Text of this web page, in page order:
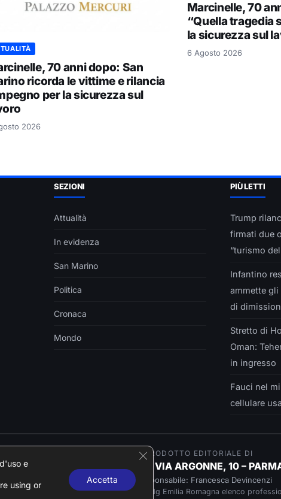
70 anni dopo: San
ricorda le vittime e rilancia
per la sicurezza sul
2026
Marcinelle, 70
“Quella tragedia
la sicurezza sul
6 Agosto 2026
SEZIONI
Attualità
In evidenza
San Marino
Politica
Cronaca
Mondo
PIÙ LETTI
Trump
firmati due
“turismo
Infantino
ammette gli
di
Stretto di
Oman:
in ingresso
Fauci nel
cellulare
È UN PRODOTTO EDITORIALE DI
Insider srls – VIA ARGONNE, 10 –
Direttore responsabile: Francesca Devincenzi
Giornalista professionista Odg Emilia Romagna elenco
e
using or
Accetta
Close GDPR Cookie Banner